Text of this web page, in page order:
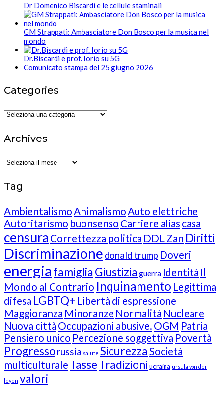
Dr Domenico Biscardi e le cellule staminali
GM Strappati: Ambasciatore Don Bosco per la musica nel
mondo
Dr.Biscardi e prof. Iorio su 5G
Comunicato stampa del 25 giugno 2026
Categories
Categories
Archives
Archives
Tag
AmbientalismoAnimalismoAuto elettriche
Autoritarismo buonsenso Carriere alias casa
censura Correttezza politica DDL Zan Diritti
Discriminazione donald trump Doveri
energia famigliaGiustizia guerra Identità Il
Mondo al Contrario Inquinamento Legittima
difesa LGBTQ+ Libertà di espressione
Maggioranza Minoranze Normalità Nucleare
Nuova città Occupazioni abusive. OGM Patria
Pensiero unico Percezione soggettiva Povertà
Progresso russia salute SicurezzaSocietà
multiculturale TasseTradizioni ucraina ursula von der
leyen valori